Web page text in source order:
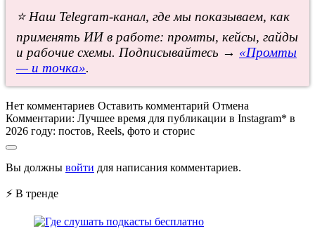
⭐ Наш Telegram-канал, где мы показываем, как
применять ИИ в работе: промты, кейсы, гайды
и рабочие схемы. Подписывайтесь → «Промты
— и точка».
Нет комментариев Оставить комментарий Отмена
Комментарии: Лучшее время для публикации в Instagram* в
2026 году: постов, Reels, фото и сторис
Вы должны войти для написания комментариев.
⚡ В тренде